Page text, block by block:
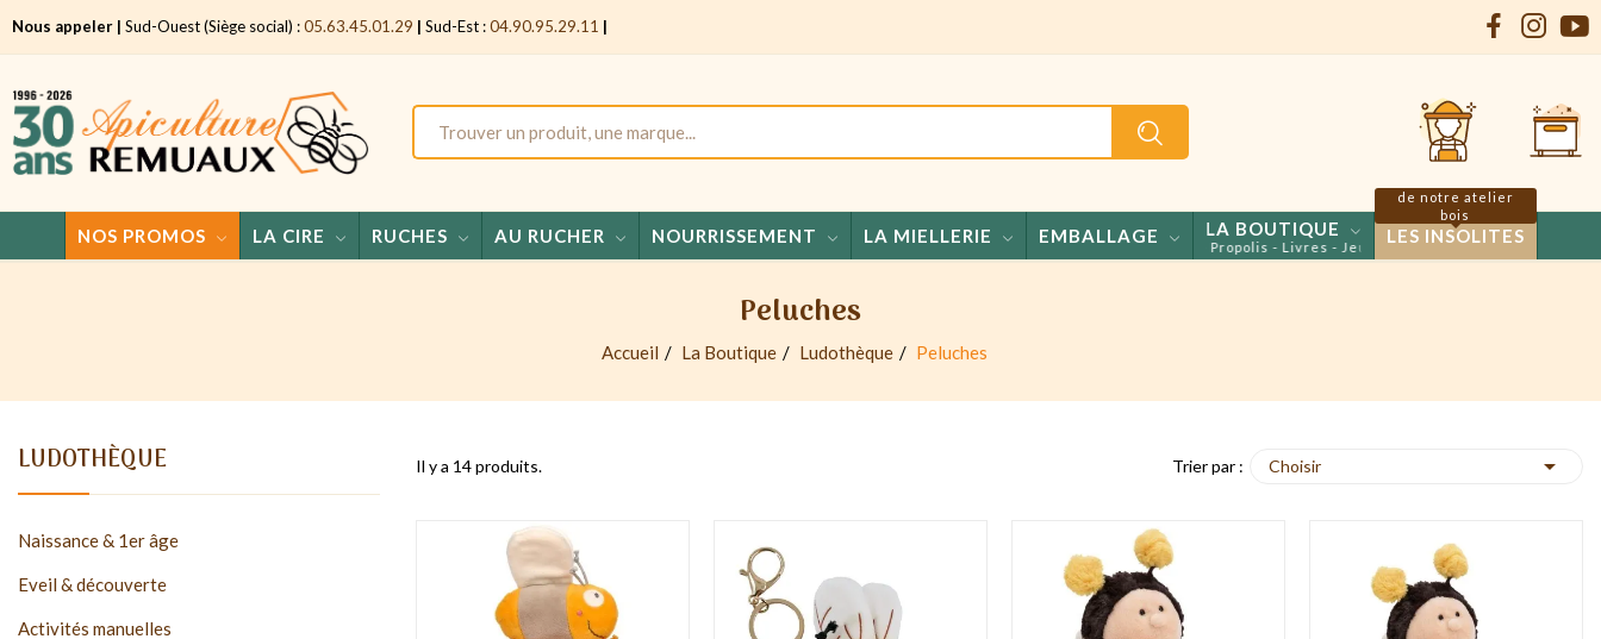
Nous appeler | Sud-Ouest (Siège social) :05.63.45.01.29 | Sud-Est :04.90.95.29.11 |
NOS PROMOS LA CIRE RUCHES AU RUCHER NOURRISSEMENT LA MIELLERIE EMBALLAGE LA BOUTIQUE
Miels - Confiseries - Propolis - Livres - Jeux
LES INSOLITES
de notre atelier
bois
Peluches
Accueil La Boutique Ludothèque Peluches
LUDOTHÈQUE
Naissance & 1er âge
Eveil & découverte
Activités manuelles
Il y a 14 produits. Trier par : Choisir 